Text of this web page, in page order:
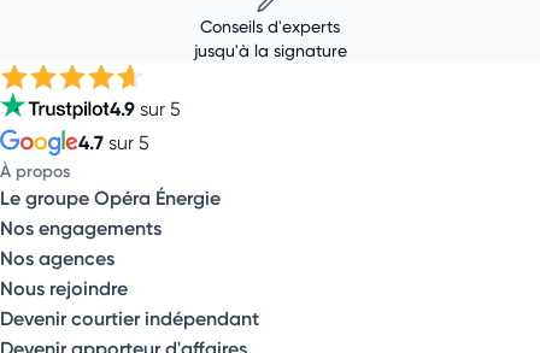
Conseils d'experts
jusqu'à la signature
4.9 sur 5
4.7 sur 5
À propos
Le groupe Opéra Énergie
Nos engagements
Nos agences
Nous rejoindre
Devenir courtier indépendant